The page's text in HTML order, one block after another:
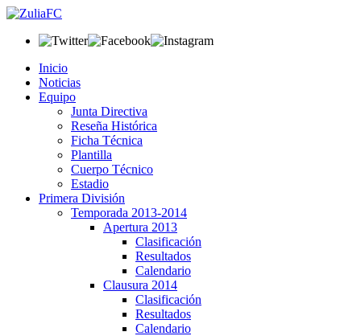
Inicio
Noticias
Equipo
Junta Directiva
Reseña Histórica
Ficha Técnica
Plantilla
Cuerpo Técnico
Estadio
Primera División
Temporada 2013-2014
Apertura 2013
Clasificación
Resultados
Calendario
Clausura 2014
Clasificación
Resultados
Calendario